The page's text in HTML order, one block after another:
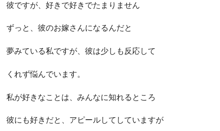
彼ですが、好きで好きでたまりません
ずっと、彼のお嫁さんになるんだと
夢みている私ですが、彼は少しも反応して
くれず悩んでいます。
私が好きなことは、みんなに知れるところ
彼にも好きだと、アピールしてしていますが